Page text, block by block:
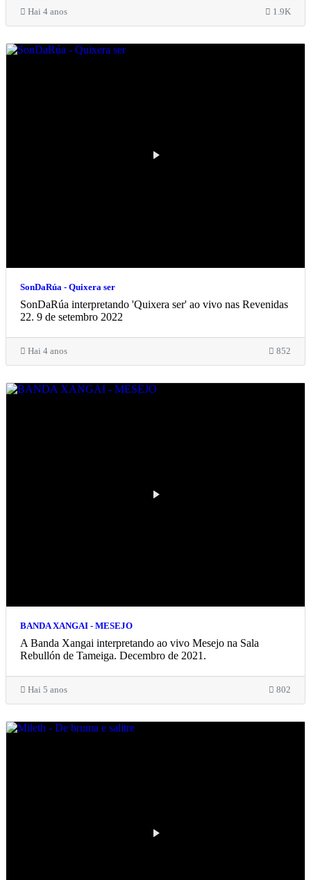
Hai 4 anos 1.9K
SonDaRúa - Quixera ser
SonDaRúa interpretando 'Quixera ser' ao vivo nas Revenidas
22. 9 de setembro 2022
Hai 4 anos 852
BANDA XANGAI - MESEJO
A Banda Xangai interpretando ao vivo Mesejo na Sala
Rebullón de Tameiga. Decembro de 2021.
Hai 5 anos 802